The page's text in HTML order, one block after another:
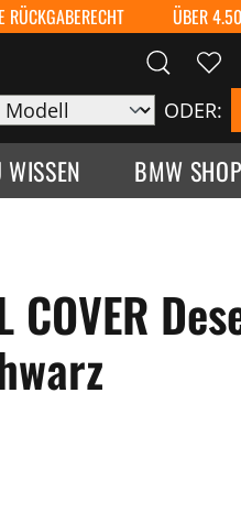
RÜCKGABERECHT ÜBER
ODER:
BMW SHOP
COVER